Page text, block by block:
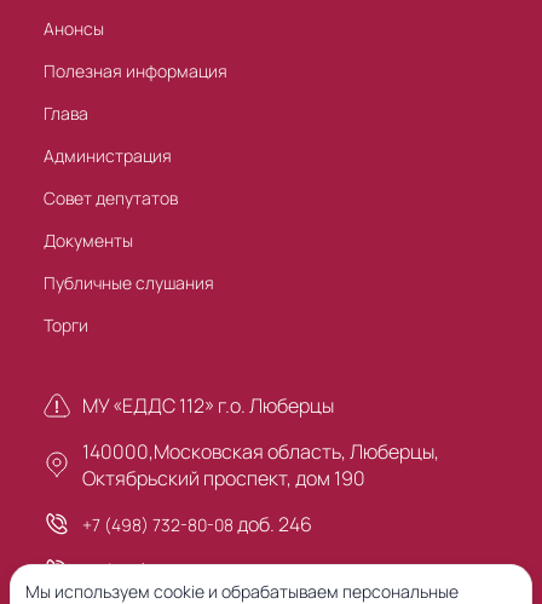
Анонсы
Полезная информация
Глава
Администрация
Совет депутатов
Документы
Публичные слушания
Торги
МУ «ЕДДС 112» г.о. Люберцы
140000,Московская область, Люберцы,
Октябрьский проспект, дом 190
+7 (498) 732-80-08 доб. 246
+7 (495) 503-30-00
Мы используем cookie и обрабатываем персональные